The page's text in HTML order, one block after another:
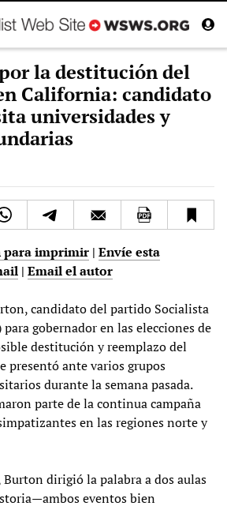
la destitución del
California: candidato
universidades y
para imprimir | Envíe esta
| Email el autor
candidato del partido Socialista
gobernador en las elecciones de
destitución y reemplazo del
presentó ante varios grupos
durante la semana pasada.
parte de la continua campaña
en las regiones norte y
dirigió la palabra a dos aulas
eventos bien